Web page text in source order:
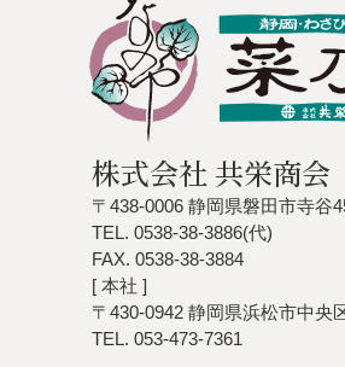
株式会社 共栄商会
〒438-0006 静岡県磐田市寺谷
TEL. 0538-38-3886(代)
FAX. 0538-38-3884
[ 本社 ]
〒430-0942 静岡県浜松市中央
TEL. 053-473-7361